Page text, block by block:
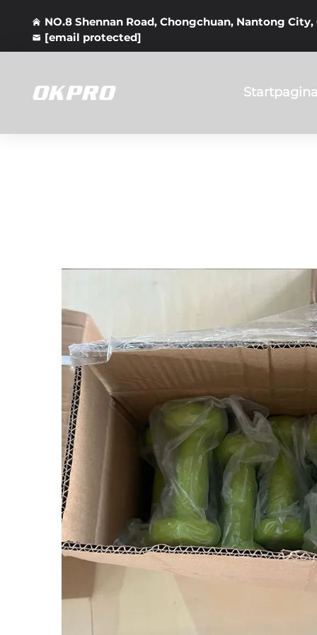
NO.8 Shennan Road, Chongchuan, Nantong City,
[email protected]